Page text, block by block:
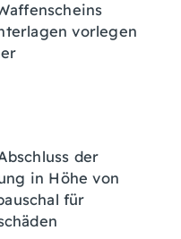
vorlegen
der
in Höhe von
für